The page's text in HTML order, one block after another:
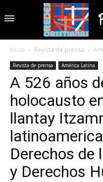
Inicio Revista de prensa
Revista de prensa América Latina
A 526 años
holocausto
llantay
Derechos de
y Derechos